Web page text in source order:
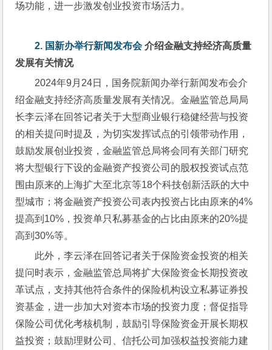
场功能，进一步激发创业投资市场活力。
2. 国新办举行新闻发布会 介绍金融支持经济高质量
发展有关情况
2024年9月24日，国务院新闻办举行新闻发布会介
绍金融支持经济高质量发展有关情况。金融监管总局局
长李云泽在回答记者关于大型商业银行稳健经营与投资
的相关提问时提及，为切实发挥试点的引领带动作用，
鼓励发展创业投资，金融监管总局将会同有关部门研究
将大型银行下设的金融资产投资公司的股权投资试点范
围由原来的上海扩大至北京等18个科技创新活跃的大中
型城市；将金融资产投资公司表内投资占比由原来的4%
提高到10%，投资单只私募基金的占比由原来的20%提
高到30%等。
此外，李云泽在回答记者关于保险资金投资的相关
提问时表示，金融监管总局将扩大保险资金长期投资改
革试点，支持其他符合条件的保险机构设立私募证券投
资基金，进一步加大对资本市场的投资力度；督促指导
保险公司优化考核机制，鼓励引导保险资金开展长期权
益投资；鼓励理财公司、信托公司加强权益投资能力建